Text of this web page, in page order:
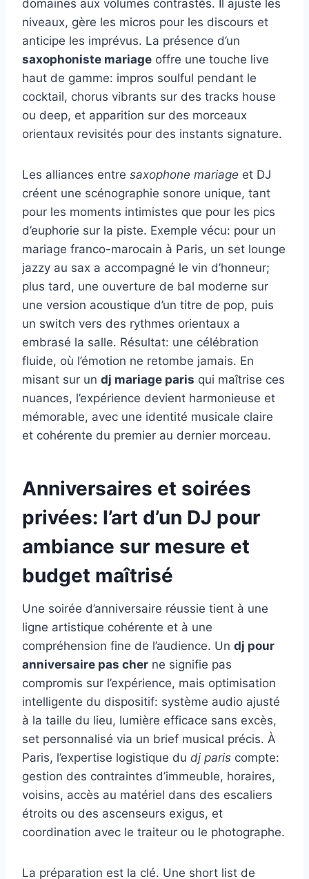
domaines aux volumes contrastés. Il ajuste les
niveaux, gère les micros pour les discours et
anticipe les imprévus. La présence d’un
saxophoniste mariage offre une touche live
haut de gamme: impros soulful pendant le
cocktail, chorus vibrants sur des tracks house
ou deep, et apparition sur des morceaux
orientaux revisités pour des instants signature.
Les alliances entre saxophone mariage et DJ
créent une scénographie sonore unique, tant
pour les moments intimistes que pour les pics
d’euphorie sur la piste. Exemple vécu: pour un
mariage franco-marocain à Paris, un set lounge
jazzy au sax a accompagné le vin d’honneur;
plus tard, une ouverture de bal moderne sur
une version acoustique d’un titre de pop, puis
un switch vers des rythmes orientaux a
embrasé la salle. Résultat: une célébration
fluide, où l’émotion ne retombe jamais. En
misant sur un dj mariage paris qui maîtrise ces
nuances, l’expérience devient harmonieuse et
mémorable, avec une identité musicale claire
et cohérente du premier au dernier morceau.
Anniversaires et soirées
privées: l’art d’un DJ pour
ambiance sur mesure et
budget maîtrisé
Une soirée d’anniversaire réussie tient à une
ligne artistique cohérente et à une
compréhension fine de l’audience. Un dj pour
anniversaire pas cher ne signifie pas
compromis sur l’expérience, mais optimisation
intelligente du dispositif: système audio ajusté
à la taille du lieu, lumière efficace sans excès,
set personnalisé via un brief musical précis. À
Paris, l’expertise logistique du dj paris compte:
gestion des contraintes d’immeuble, horaires,
voisins, accès au matériel dans des escaliers
étroits ou des ascenseurs exigus, et
coordination avec le traiteur ou le photographe.
La préparation est la clé. Une short list de